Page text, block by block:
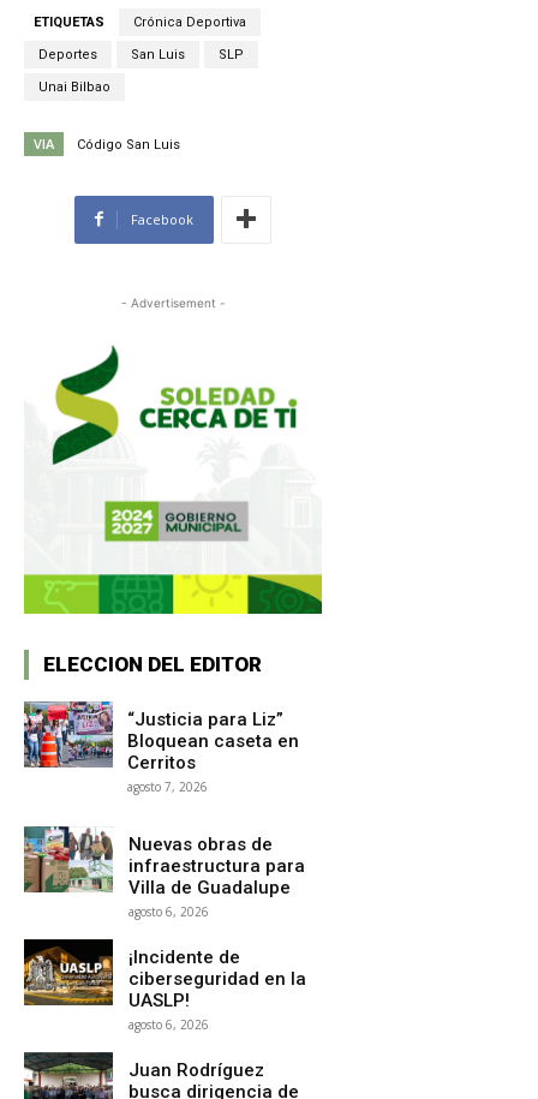
ETIQUETAS Crónica Deportiva
Deportes San Luis SLP
Unai Bilbao
VIA Código San Luis
Facebook
- Advertisement -
ELECCION DEL EDITOR
“Justicia para Liz”
Bloquean caseta en
Cerritos
agosto 7, 2026
Nuevas obras de
infraestructura para
Villa de Guadalupe
agosto 6, 2026
¡Incidente de
ciberseguridad en la
UASLP!
agosto 6, 2026
Juan Rodríguez
busca dirigencia de